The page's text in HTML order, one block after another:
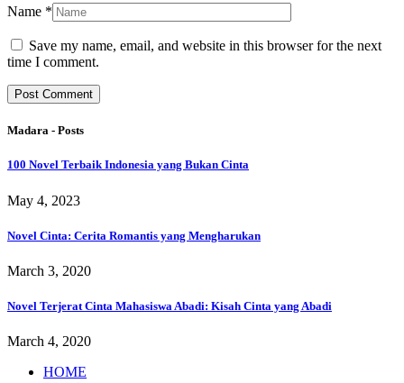
Name *
Save my name, email, and website in this browser for the next
time I comment.
Madara - Posts
100 Novel Terbaik Indonesia yang Bukan Cinta
May 4, 2023
Novel Cinta: Cerita Romantis yang Mengharukan
March 3, 2020
Novel Terjerat Cinta Mahasiswa Abadi: Kisah Cinta yang Abadi
March 4, 2020
HOME